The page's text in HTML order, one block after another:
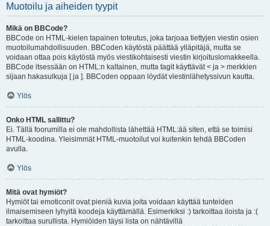
Muotoilu ja aiheiden tyypit
Mikä on BBCode?
BBCode on HTML-kielen tapainen toteutus, joka tarjoaa tiettyjen viestin osien
muotoilumahdollisuuden. BBCoden käytöstä päättää ylläpitäjä, mutta se
voidaan ottaa pois käytöstä myös viestikohtaisesti viestin kirjoituslomakkeella.
BBCode itsessään on HTML:n kaltainen, mutta tagit käyttävät < ja > merkkien
sijaan hakasulkuja [ ja ]. BBCoden oppaan löydät viestinlähetyssivun kautta.
Ylös
Onko HTML sallittu?
Ei. Tällä foorumilla ei ole mahdollista lähettää HTML:ää siten, että se toimisi
HTML-koodina. Yleisimmät HTML-muotoilut voi kuitenkin tehdä BBCoden
avulla.
Ylös
Mitä ovat hymiöt?
Hymiöt tai emoticonit ovat pieniä kuvia joita voidaan käyttää tunteiden
ilmaisemiseen lyhyitä koodeja käyttämällä. Esimerkiksi :) tarkoittaa iloista ja :(
tarkoittaa surullista. Hymiöiden täysi lista on nähtävillä